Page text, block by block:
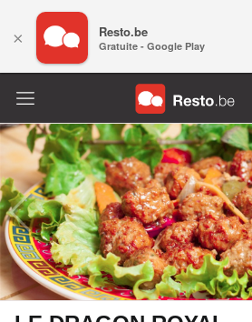
× Resto.be
Gratuite - Google Play